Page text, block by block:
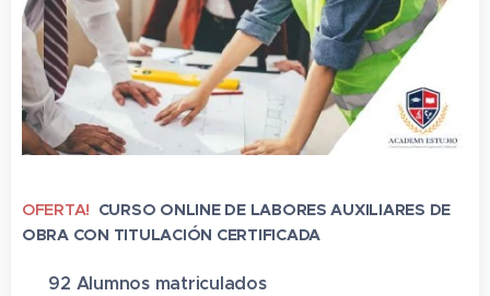
OFERTA! CURSO ONLINE DE LABORES AUXILIARES DE
OBRA CON TITULACIÓN CERTIFICADA
✔ 92 Alumnos matriculados